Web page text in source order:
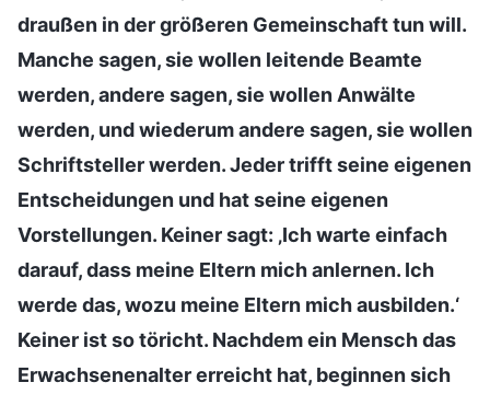
draußen in der größeren Gemeinschaft tun will.
Manche sagen, sie wollen leitende Beamte
werden, andere sagen, sie wollen Anwälte
werden, und wiederum andere sagen, sie wollen
Schriftsteller werden. Jeder trifft seine eigenen
Entscheidungen und hat seine eigenen
Vorstellungen. Keiner sagt: ‚Ich warte einfach
darauf, dass meine Eltern mich anlernen. Ich
werde das, wozu meine Eltern mich ausbilden.‘
Keiner ist so töricht. Nachdem ein Mensch das
Erwachsenenalter erreicht hat, beginnen sich